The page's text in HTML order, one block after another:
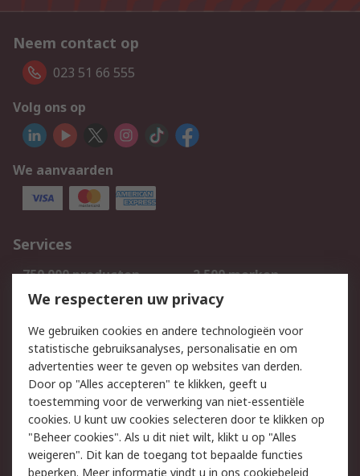
Neem contact op
023 51 66 555
Volg ons op
We aanvaarden
Services
750.000 producten
2.500 merken
Bestellen
Inkoopoplossingen
Track & Trace
Wettelijk
Cookiebeleid
Email veiligheid
Privacybeleid
Websitevoorwaarden
Algemene
We respecteren uw privacy
We gebruiken cookies en andere technologieën voor
statistische gebruiksanalyses, personalisatie en om
advertenties weer te geven op websites van derden.
Door op "Alles accepteren" te klikken, geeft u
toestemming voor de verwerking van niet-essentiële
cookies. U kunt uw cookies selecteren door te klikken op
"Beheer cookies". Als u dit niet wilt, klikt u op "Alles
weigeren". Dit kan de toegang tot bepaalde functies
beperken. Meer informatie vindt u in ons cookiebeleid